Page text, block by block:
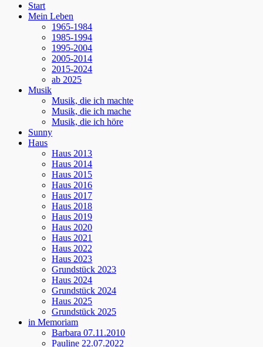
oben
scrollen
Start
Mein Leben
1965-1984
1985-1994
1995-2004
2005-2014
2015-2024
ab 2025
Musik
Musik, die ich machte
Musik, die ich mache
Musik, die ich höre
Sunny
Haus
Haus 2013
Haus 2014
Haus 2015
Haus 2016
Haus 2017
Haus 2018
Haus 2019
Haus 2020
Haus 2021
Haus 2022
Haus 2023
Grundstück 2023
Haus 2024
Grundstück 2024
Haus 2025
Grundstück 2025
in Memoriam
Barbara 07.11.2010
Pauline 22.07.2022